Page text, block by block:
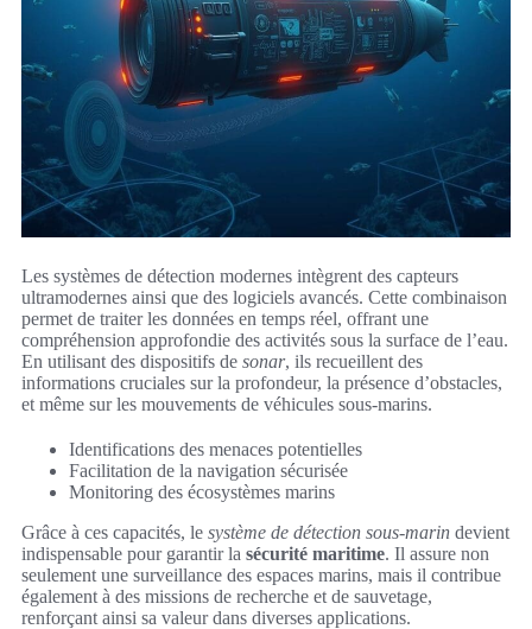
Les systèmes de détection modernes intègrent des capteurs
ultramodernes ainsi que des logiciels avancés. Cette combinaison
permet de traiter les données en temps réel, offrant une
compréhension approfondie des activités sous la surface de l’eau.
En utilisant des dispositifs de sonar, ils recueillent des
informations cruciales sur la profondeur, la présence d’obstacles,
et même sur les mouvements de véhicules sous-marins.
Identifications des menaces potentielles
Facilitation de la navigation sécurisée
Monitoring des écosystèmes marins
Grâce à ces capacités, le système de détection sous-marin devient
indispensable pour garantir la sécurité maritime. Il assure non
seulement une surveillance des espaces marins, mais il contribue
également à des missions de recherche et de sauvetage,
renforçant ainsi sa valeur dans diverses applications.